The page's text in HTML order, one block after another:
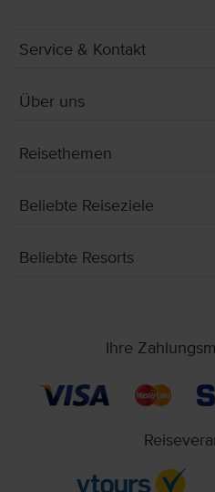
Service & Kontakt
Über uns
Reisethemen
Beliebte Reiseziele
Beliebte Resorts
Ihre